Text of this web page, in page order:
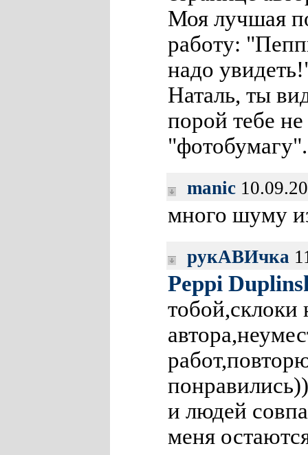
Моя лучшая
работу:
надо
Наталь, ты
порой тебе не
"фотобумагу".
manic
много шуму
рукАВИчка
Peppi
тобой,склоки
и людей
меня